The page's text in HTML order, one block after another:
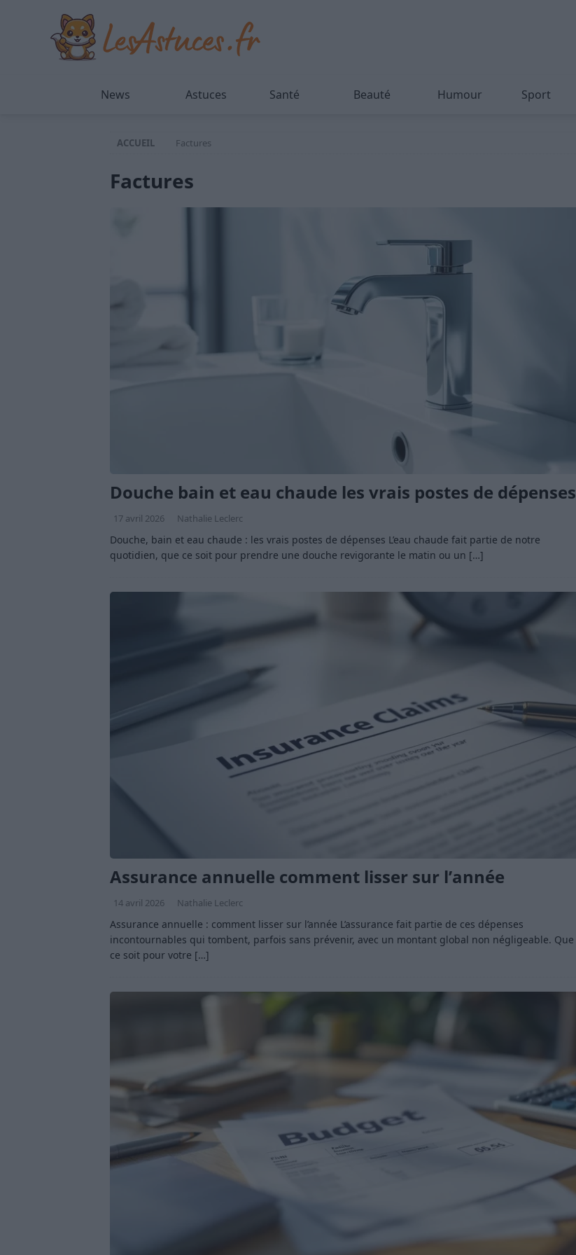
News Astuces Santé Beauté Humour Sport
ACCUEIL Factures
Factures
Douche bain et eau chaude les vrais postes de dépenses
17 avril 2026 Nathalie Leclerc
Douche, bain et eau chaude : les vrais postes de dépenses L’eau chaude fait partie de notre
quotidien, que ce soit pour prendre une douche revigorante le matin ou un […]
Assurance annuelle comment lisser sur l’année
14 avril 2026 Nathalie Leclerc
Assurance annuelle : comment lisser sur l’année L’assurance fait partie de ces dépenses
incontournables qui tombent, parfois sans prévenir, avec un montant global non négligeable. Que
ce soit pour votre […]